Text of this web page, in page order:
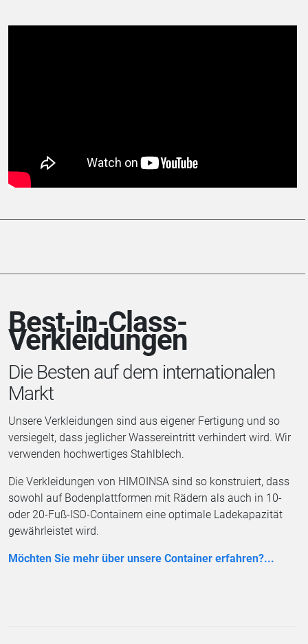
Best-in-Class-
Verkleidungen
Die Besten auf dem internationalen
Markt
Unsere Verkleidungen sind aus eigener Fertigung und so
versiegelt, dass jeglicher Wassereintritt verhindert wird. Wir
verwenden hochwertiges Stahlblech.
Die Verkleidungen von HIMOINSA sind so konstruiert, dass
sowohl auf Bodenplattformen mit Rädern als auch in 10-
oder 20-Fuß-ISO-Containern eine optimale Ladekapazität
gewährleistet wird.
Möchten Sie mehr über unsere Container erfahren?...